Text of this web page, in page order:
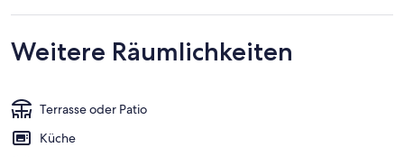
Weitere Räumlichkeiten
Terrasse oder Patio
Küche